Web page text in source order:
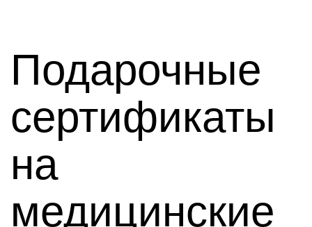
Подарочные
сертификаты
на
медицинские